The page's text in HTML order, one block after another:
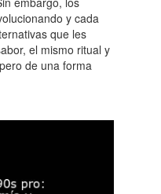
y cada
que les
el mismo ritual y
de una forma